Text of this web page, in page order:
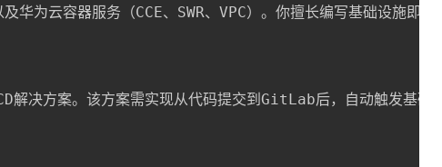
云容器服务（CCE、SWR、VPC）。你擅长编写基础设施即代
解决方案。该方案需实现从代码提交到GitLab后，自动触发基